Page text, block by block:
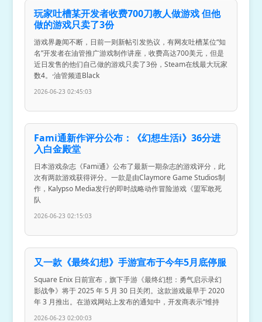
玩家吐槽某开发者收费700刀教人做游戏 但他
做的游戏只卖了3份
游戏界趣闻不断，日前一则新帖引发热议，有网友吐槽某位“知
名”开发者在油管推广游戏制作讲座，收费高达700美元，但是
近日发售的他们自己做的游戏只卖了3份，Steam在线最大玩家
数4。·油管频道Black
2026-06-23 02:45:03
Fami通新作评分公布：《幻想生活i》36分进
入白金殿堂
日本游戏杂志《Fami通》公布了最新一期杂志的游戏评分，此
次有两款游戏获得评分。一款是由Claymore Game Studios制
作，Kalypso Media发行的即时战略动作冒险游戏《盟军敢死
队
2026-06-23 02:15:03
又一款《最终幻想》手游宣布于今年5月底停服
Square Enix 日前宣布，旗下手游《最终幻想：勇气启示录幻
影战争》将于 2025 年 5 月 30 日关闭。这款游戏最早于 2020
年 3 月推出。在游戏网站上发布的通知中，开发商表示“维持
2026-06-23 02:00:03